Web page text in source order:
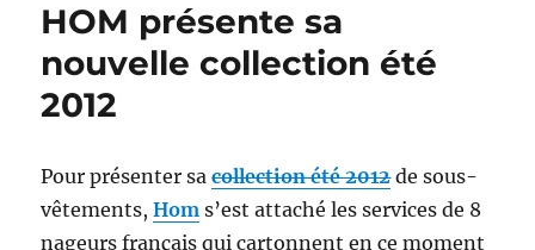
HOM présente sa
nouvelle collection été
2012
Pour présenter sa collection été 2012de sous-
vêtements,Hom s’est attaché les services de 8
nageurs français qui cartonnent en ce moment